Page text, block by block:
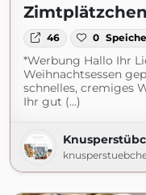
Zimtplätzchen
46 0
*Werbung Hallo Ihr
Weihnachtsessen
schnelles, cremiges
Ihr gut (...)